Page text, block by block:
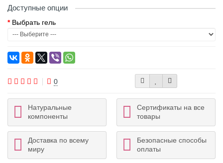
Доступные опции
Выбрать гель
0
Натуральные
компоненты
Сертификаты на все
товары
Доставка по всему
миру
Безопасные способы
оплаты